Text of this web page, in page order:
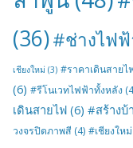
(36)#ช่างไฟฟ้
เชียงใหม่ (3) #ราคาเดินสายไ
(6) #รีโนเวทไฟฟ้าทั้งหลัง
เดินสายไฟ (6) #สร้างบ้
วงจรปิดภาพสี (4) #เชียงให